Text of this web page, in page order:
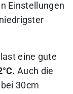
Einstellungen
eine gute
Auch die
bei 30cm